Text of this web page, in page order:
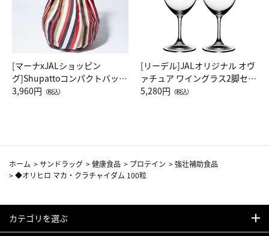
[マーナxJALショッピン
グ]Shupattoコンパクトバッグ
Drop JAL客室乗務員（LC）ス
3,960円 （税込）
[リーデル]JALオリジナル オヴ
ァチュア ワイングラス2脚セッ
ト（レッドワイン）
5,280円 （税込）
ホーム >サンドラッグ >健康食品 > プロテイン >強壮補助食品
>◆オリヒロ マカ・クラチャイダム 100粒
カテゴリを選ぶ